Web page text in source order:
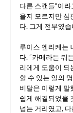
다른 스캔들”이
을지 모르지만 심
다. 그게 전부였습
루이스 엔리케는
다. “카메라든 뭐
리에게 도움이 되
할 수 있는 일의
비달은 이렇게 말
쉽게 해결되었을
넘는 거리였고,